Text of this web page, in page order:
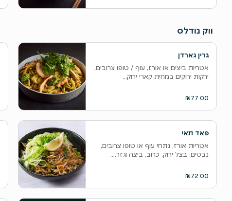
ווק נודלס
גרין גארדן
אטריות ביצים או אורז, עוף / טופו צרובים,
ירקות ירוקים במחית קארי ירוק...
₪77.00
פאד תאי
אטריות אורז, נתחי עוף או טופו צרובים,
נבטים, בצל ירוק, כרוב, ביצה וגזר,...
₪72.00